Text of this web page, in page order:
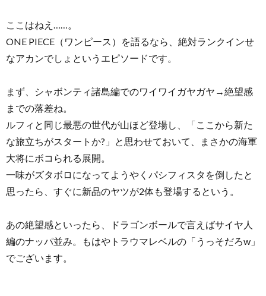
ここはねえ……。
ONE PIECE（ワンピース）を語るなら、絶対ランクインせ
なアカンでしょというエピソードです。
まず、シャボンティ諸島編でのワイワイガヤガヤ→絶望感
までの落差ね。
ルフィと同じ最悪の世代が山ほど登場し、「ここから新た
な旅立ちがスタートか?」と思わせておいて、まさかの海軍
大将にボコられる展開。
一味がズタボロになってようやくパシフィスタを倒したと
思ったら、すぐに新品のヤツが2体も登場するという。
あの絶望感といったら、ドラゴンボールで言えばサイヤ人
編のナッパ並み。もはやトラウマレベルの「うっそだろw」
でございます。